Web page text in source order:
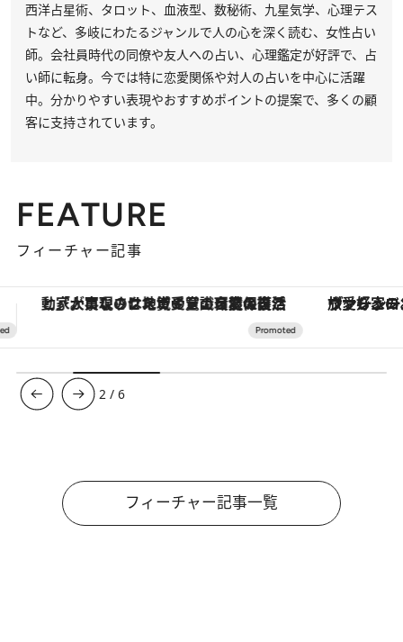
西洋占星術、タロット、血液型、数秘術、九星気学、心理テス
トなど、多岐にわたるジャンルで人の心を深く読む、女性占い
師。会社員時代の同僚や友人への占い、心理鑑定が好評で、占
い師に転身。今では特に恋愛関係や対人の占いを中心に活躍
中。分かりやすい表現やおすすめポイントの提案で、多くの顧
客に支持されています。
FEATURE
フィーチャー記事
ヴァシュロン・コンスタンタン「オーヴァーシーズ・オートマティック」。旅愛好家のお気に入りコレクションから、ジェンダーレスな新作が登場 【夏限定ディナーコース】旬を
3 /6
フィーチャー記事一覧